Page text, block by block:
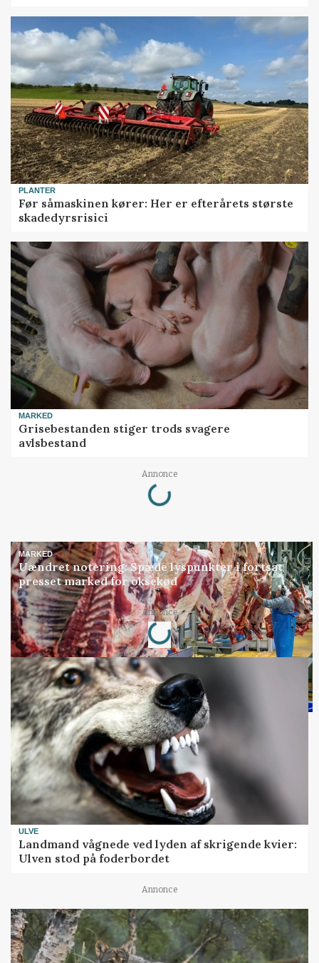
PLANTER
Før såmaskinen kører: Her er efterårets største
skadedyrsrisici
MARKED
Grisebestanden stiger trods svagere
avlsbestand
Annonce
Loading...
MARKED
Uændret notering: Spæde lyspunkter i fortsat
presset marked for oksekød
Annonce
Loading...
ULVE
Landmand vågnede ved lyden af skrigende kvier:
Ulven stod på foderbordet
Annonce